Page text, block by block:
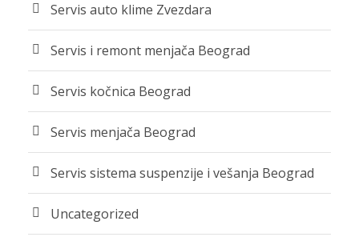
Servis auto klime Zvezdara
Servis i remont menjača Beograd
Servis kočnica Beograd
Servis menjača Beograd
Servis sistema suspenzije i vešanja Beograd
Uncategorized